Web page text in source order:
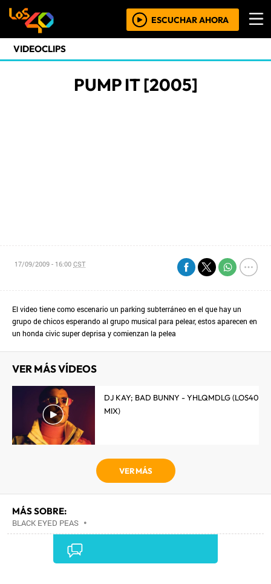
ESCUCHAR AHORA
VIDEOCLIPS
PUMP IT [2005]
17/09/2009 - 16:00CST
El video tiene como escenario un parking subterráneo en el que hay un
grupo de chicos esperando al grupo musical para pelear, estos aparecen en
un honda civic super deprisa y comienzan la pelea
VER MÁS VÍDEOS
DJ KAY; BAD BUNNY - YHLQMDLG (LOS40
MIX)
VER MÁS
MÁS SOBRE:
BLACK EYED PEAS •